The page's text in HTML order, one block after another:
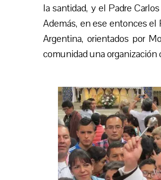
la santidad, y el Padre
Además, en ese entonces el
Argentina, orientados por
comunidad una organización